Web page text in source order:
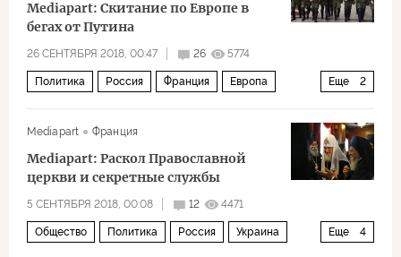
Mediapart: Скитание по Европе в
бегах от Путина
26 СЕНТЯБРЯ 2018, 00:47 26 5774
Еще 2
Политика Россия Франция Европа
Mediapart
Франция
Mediapart: Раскол Православной
церкви и секретные службы
5 СЕНТЯБРЯ 2018, 00:08 12 4471
Еще 4
Общество Политика Россия Украина